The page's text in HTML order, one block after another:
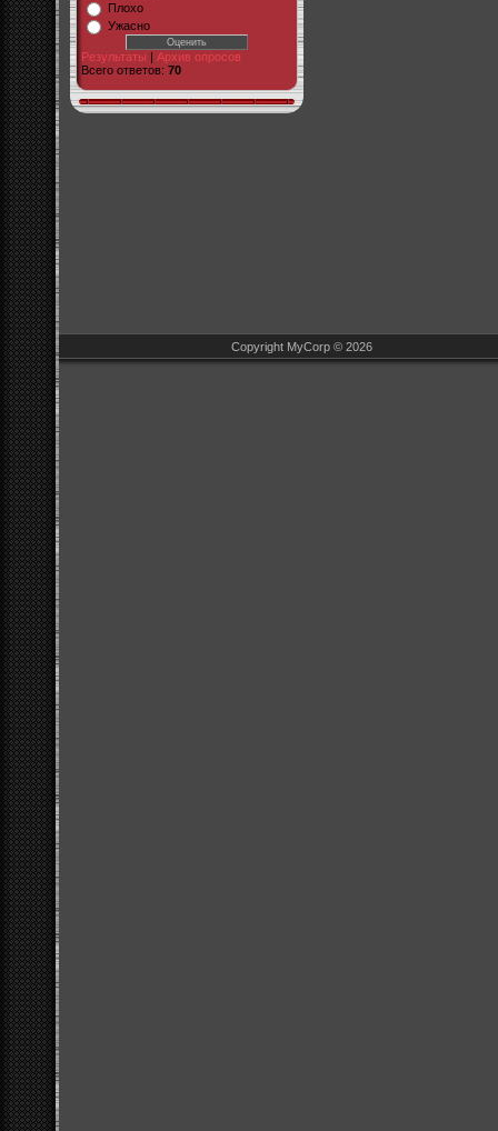
Плохо
Ужасно
Результаты | Архив опросов
Всего ответов: 70
Copyright MyCorp © 2026